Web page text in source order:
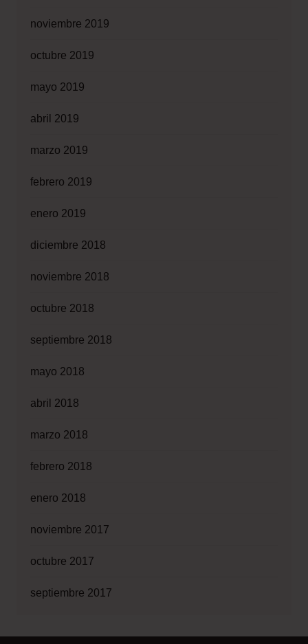
noviembre 2019
octubre 2019
mayo 2019
abril 2019
marzo 2019
febrero 2019
enero 2019
diciembre 2018
noviembre 2018
octubre 2018
septiembre 2018
mayo 2018
abril 2018
marzo 2018
febrero 2018
enero 2018
noviembre 2017
octubre 2017
septiembre 2017